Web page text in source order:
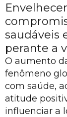
saudáveis
perante a
O aumento
fenômeno
com saúde,
atitude
influenciar a